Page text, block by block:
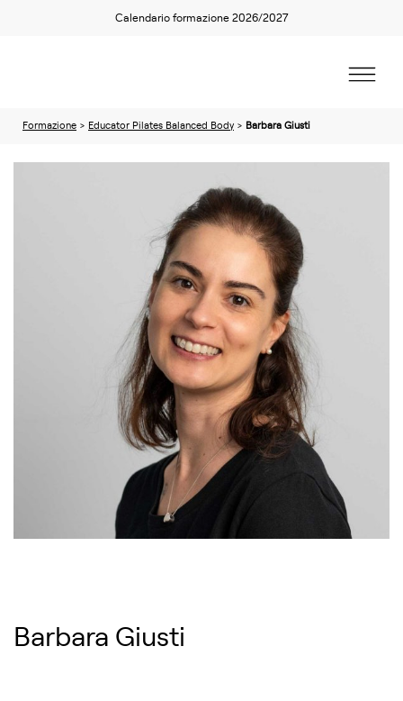
Calendario formazione 2026/2027
Formazione > Educator Pilates Balanced Body > Barbara Giusti
Barbara Giusti